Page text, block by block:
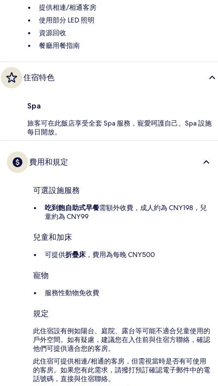
提供相連/相通客房
使用部分 LED 照明
資源回收
餐廳用餐指南
住宿特色
Spa
旅客可在此飯店享受全套 Spa 服務，寵愛呵護自己。Spa 設施
每日開放。
費用和規定
可選設施服務
吃到飽自助式早餐需額外收費，成人約為 CNY198，兒
童約為 CNY99
兒童和加床
可提供折疊床 ，費用為每晚 CNY500
寵物
服務性動物免收費
規定
此住宿設有例如陽台、庭院、露台等可能不適合兒童使用的
戶外空間。如有疑慮，建議您在入住前與住宿方聯絡，確認
他們可提供適合您的客房。
此住宿可提供相連/相通的客房，但需視當時是否有可使用
的客房。如果您有此需求，請撥打預訂確認電子郵件中的電
話號碼，直接與住宿聯絡。